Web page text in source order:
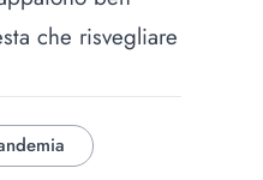
che risvegliare